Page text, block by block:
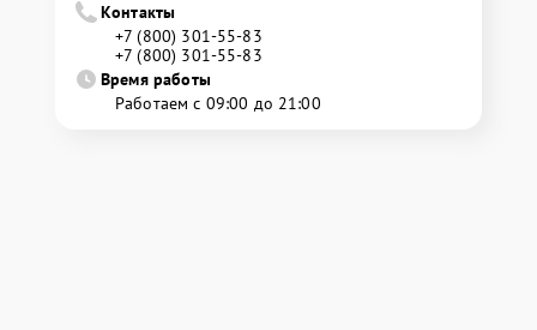
Контакты
+7 (800) 301-55-83
+7 (800) 301-55-83
Время работы
Работаем с 09:00 до 21:00